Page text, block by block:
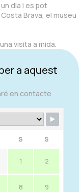
dia i es pot
Brava, el museu
visita a mida.
a aquest
en contacte
S S
1 2
8 9